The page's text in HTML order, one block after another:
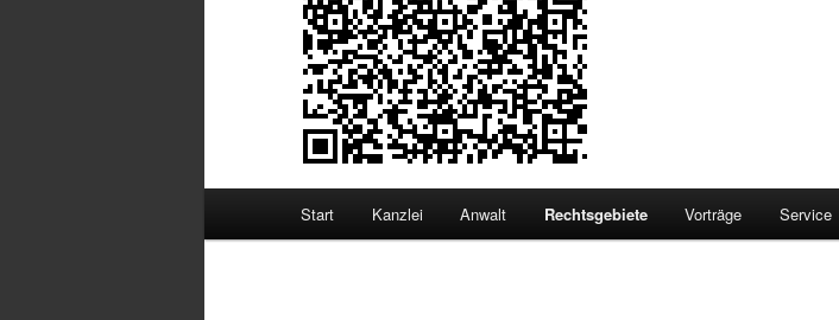
Start Kanzlei Anwalt Rechtsgebiete Vorträge Service